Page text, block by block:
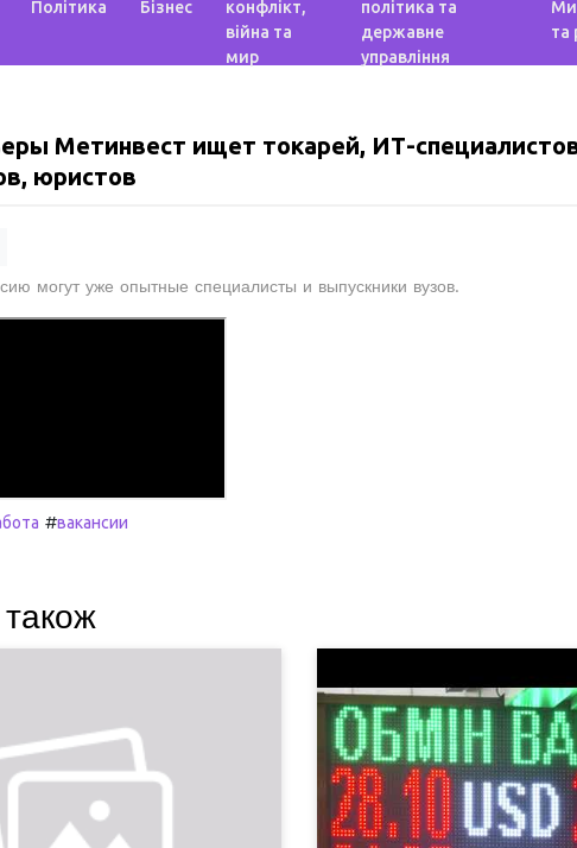
Політика Бізнес
конфлікт,
війна та
мир
політика та
державне
управління
та
Метинвест ищет токарей, ИТ-
юристов
могут уже опытные специалисты и выпускники вузов.
#вакансии